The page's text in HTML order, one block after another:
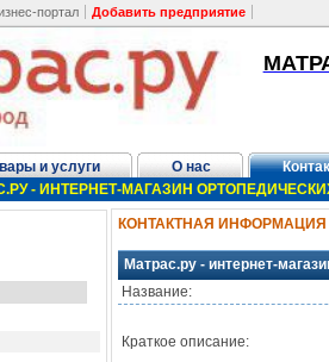
портал Добавить предприятие
и услуги О нас
- ИНТЕРНЕТ-МАГАЗИН
КОНТАКТНАЯ ИНФОРМАЦИЯ
Матрас.ру - интернет-
Название:
Краткое описание: